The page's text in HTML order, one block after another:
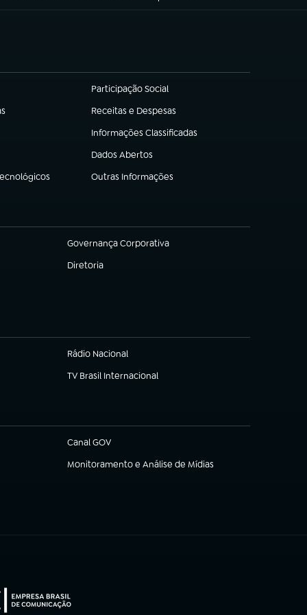
Participação Social
(abre em nova aba)
Receitas e Despesas
(abre em nova aba)
Informações Classificadas
(abre em nova aba)
Dados Abertos
(abre em nova aba)
Outras Informações
(abre em nova aba)
Governança Corporativa
(abre em nova aba)
Diretoria
(abre em nova aba)
Rádio Nacional
TV Brasil Internacional
(abre em nova aba)
Canal GOV
(abre em nova aba)
Monitoramento e Análise de Mídias
(abre em nova aba)